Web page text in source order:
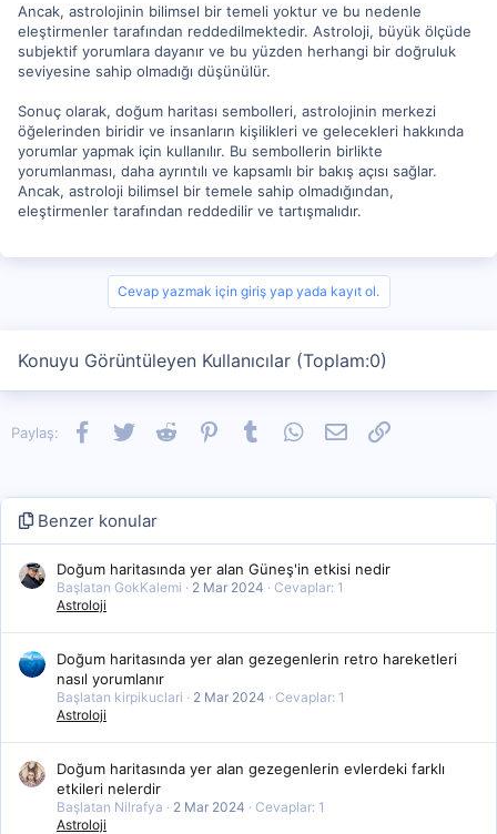
Ancak, astrolojinin bilimsel bir temeli yoktur ve bu nedenle
eleştirmenler tarafından reddedilmektedir. Astroloji, büyük ölçüde
subjektif yorumlara dayanır ve bu yüzden herhangi bir doğruluk
seviyesine sahip olmadığı düşünülür.
Sonuç olarak, doğum haritası sembolleri, astrolojinin merkezi
öğelerinden biridir ve insanların kişilikleri ve gelecekleri hakkında
yorumlar yapmak için kullanılır. Bu sembollerin birlikte
yorumlanması, daha ayrıntılı ve kapsamlı bir bakış açısı sağlar.
Ancak, astroloji bilimsel bir temele sahip olmadığından,
eleştirmenler tarafından reddedilir ve tartışmalıdır.
Cevap yazmak için giriş yap yada kayıt ol.
Konuyu Görüntüleyen Kullanıcılar (Toplam:0)
Paylaş: Facebook
TwitterReddit PinterestTumblrWhatsApp
E-postaLink
Benzer konular
Doğum haritasında yer alan Güneş'in etkisi nedir
Başlatan GokKalemi 2 Mar 2024
Cevaplar: 1
Astroloji
Doğum haritasında yer alan gezegenlerin retro hareketleri
nasıl yorumlanır
Başlatan kirpikuclari 2 Mar 2024
Cevaplar: 1
Astroloji
Doğum haritasında yer alan gezegenlerin evlerdeki farklı
etkileri nelerdir
Başlatan Nilrafya 2 Mar 2024
Cevaplar: 1
Astroloji